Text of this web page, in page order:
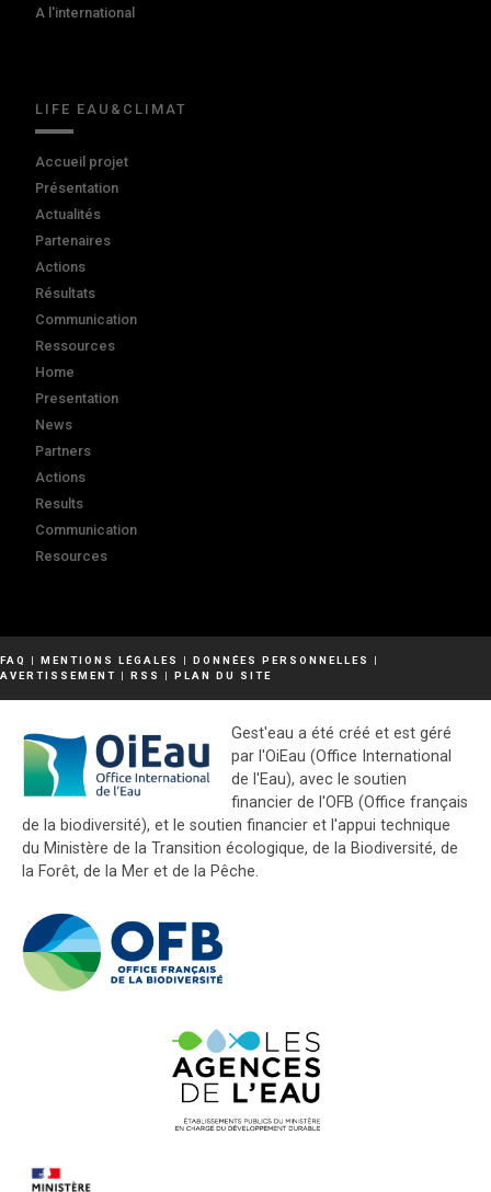
A l'international
LIFE EAU&CLIMAT
Accueil projet
Présentation
Actualités
Partenaires
Actions
Résultats
Communication
Ressources
Home
Presentation
News
Partners
Actions
Results
Communication
Resources
FAQ | MENTIONS LÉGALES | DONNÉES PERSONNELLES
|
AVERTISSEMENT | RSS | PLAN DU SITE
Gest'eau a été créé et est géré
par l'OiEau (Office International
de l'Eau), avec le soutien
financier de l'OFB (Office français
de la biodiversité), et le soutien financier et l'appui technique
du Ministère de la Transition écologique, de la Biodiversité, de
la Forêt, de la Mer et de la Pêche.